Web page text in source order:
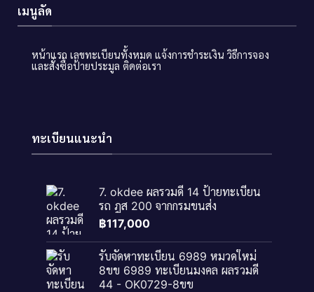
เมนูลัด
หน้าแรก เลขทะเบียนทั้งหมด แจ้งการชำระเงิน วิธีการจอง
และสั่งซื้อป้ายประมูล ติดต่อเรา
ทะเบียนแนะนำ
7. okdee ผลรวมดี 14 ป้ายทะเบียน
รถ ฎส 200​ จากกรมขนส่ง
฿117,000
รับจัดหาทะเบียน 6989 หมวดใหม่
8ขข 6989 ทะเบียนมงคล ผลรวมดี
44 - OK0729-8ขข